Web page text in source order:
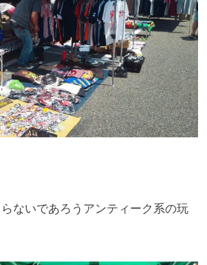
ないであろうアンティーク系の玩